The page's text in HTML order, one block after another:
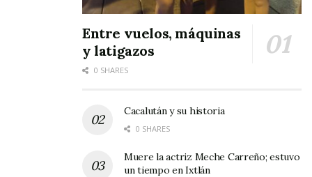
festejo del barrio deSan Juan.
Posted byMario Villarreal
Entre vuelos, máquinas
y latigazos
0 SHARES
Cacalután y su historia
0 SHARES
Muere la actriz Meche Carreño; estuvo
un tiempo en Ixtlán